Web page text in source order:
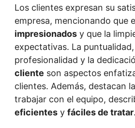
Los clientes expresan su
empresa, mencionando que
impresionados y que la
expectativas. La puntualidad,
profesionalidad y la
cliente son aspectos
clientes. Además, destacan la
trabajar con el equipo,
eficientes y fáciles de tratar.